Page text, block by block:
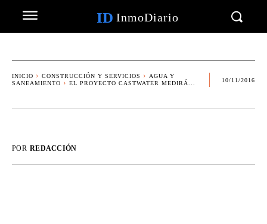
ID InmoDiario
INICIO CONSTRUCCIÓN Y SERVICIOS
AGUA Y
SANEAMIENTO
EL PROYECTO CASTWATER MEDIRÁ...
10/11/2016
POR REDACCIÓN